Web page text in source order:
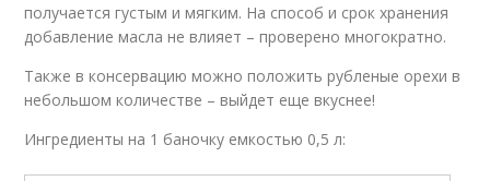
получается густым и мягким. На способ и срок хранения
добавление масла не влияет – проверено многократно.
Также в консервацию можно положить рубленые орехи в
небольшом количестве – выйдет еще вкуснее!
Ингредиенты на 1 баночку емкостью 0,5 л: